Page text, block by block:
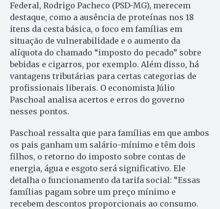
Federal, Rodrigo Pacheco (PSD-MG), merecem
destaque, como a ausência de proteínas nos 18
itens da cesta básica, o foco em famílias em
situação de vulnerabilidade e o aumento da
alíquota do chamado “imposto do pecado” sobre
bebidas e cigarros, por exemplo. Além disso, há
vantagens tributárias para certas categorias de
profissionais liberais. O economista Júlio
Paschoal analisa acertos e erros do governo
nesses pontos.
Paschoal ressalta que para famílias em que ambos
os pais ganham um salário-mínimo e têm dois
filhos, o retorno do imposto sobre contas de
energia, água e esgoto será significativo. Ele
detalha o funcionamento da tarifa social: “Essas
famílias pagam sobre um preço mínimo e
recebem descontos proporcionais ao consumo.